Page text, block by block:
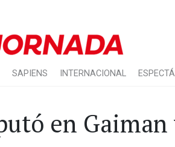
SAPIENS INTERNACIONAL
en